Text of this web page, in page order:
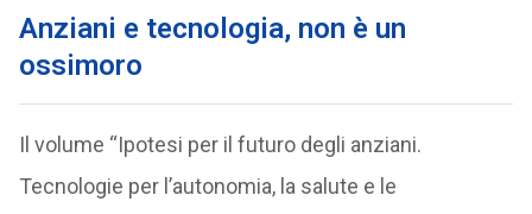
Anziani e tecnologia, non è un
ossimoro
Il volume “Ipotesi per il futuro degli anziani.
Tecnologie per l’autonomia, la salute e le